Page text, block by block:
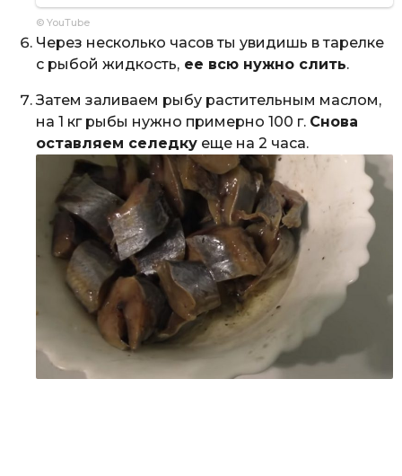
© YouTube
Через несколько часов ты увидишь в тарелке
с рыбой жидкость, ее всю нужно слить.
Затем заливаем рыбу растительным маслом,
на 1 кг рыбы нужно примерно 100 г. Снова
оставляем селедку еще на 2 часа.